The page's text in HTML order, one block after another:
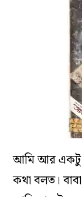
আমিআরএকটু
কথাবলত। বাবা